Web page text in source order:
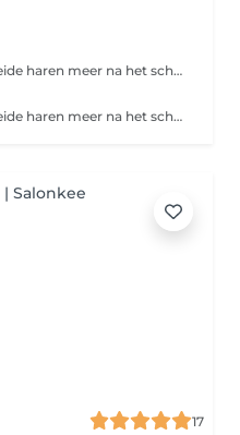
Geen harde stoppels en ingegroeide haren meer na het scheren? Dan is harsen de perfecte oplossing. Harsen is een ontharingsmethode die de haar met wortel en al verwijdert. Een groot voordeel van harsen ten opzichte van scheren is dat de haren langer wegblijven en zachter teruggroeien. Zo geniet je langer van een zijdezachte huid!
Geen harde stoppels en ingegroeide haren meer na het scheren? Dan is harsen de perfecte oplossing. Harsen is een ontharingsmethode die de haar met wortel en al verwijdert. Een groot voordeel van harsen ten opzichte van scheren is dat de haren langer wegblijven en zachter teruggroeien. Zo geniet je langer van een zijdezachte huid! Bij een 'bikinilijn' worden ongewenste haren in je liezen en aan de boven- en zijkanten van het bikinigebied verwijderd. Bij een 'Brazilian wax' wordt niet alleen het schaamhaar van je bikinilijn en venusheuvel verwijderd, maar ook dat van je intieme delen (schaamlippen, bilnaad en rond de anus). Desgewenst wordt er een streepje of driehoekje overgelaten.
17